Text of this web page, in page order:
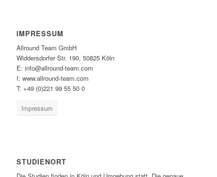
IMPRESSUM
Allround Team GmbH
Widdersdorfer Str. 190, 50825 Köln
E: info@allround-team.com
I: www.allround-team.com
T: +49 (0)221 99 55 50 0
Impressum
STUDIENORT